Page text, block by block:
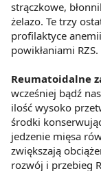
strączkowe,
żelazo. Te trzy
profilaktyce
powikłaniami RZS.
Reumatoidalne
wcześniej bądź
ilość wysoko
środki
jedzenie mięsa
zwiększają
rozwój i przebieg